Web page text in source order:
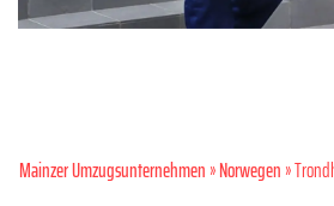
Mainzer Umzugsunternehmen»Norwegen»